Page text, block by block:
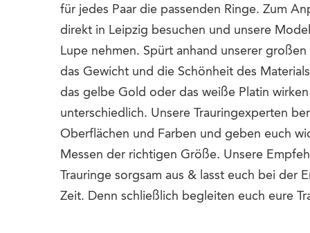
für jedes Paar die passenden Ringe. Zum
direkt in Leipzig besuchen und unsere
Lupe nehmen. Spürt anhand unserer großen
das Gewicht und die Schönheit des
das gelbe Gold oder das weiße Platin
unterschiedlich. Unsere Trauringexperten
Oberflächen und Farben und geben euch
Messen der richtigen Größe. Unsere
Trauringe sorgsam aus & lasst euch bei der
Zeit. Denn schließlich begleiten euch eure